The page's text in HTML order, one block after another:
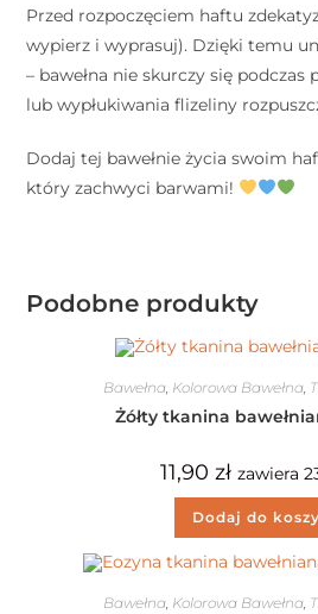
Przed rozpoczęciem haftu
wypierz i wyprasuj). Dzięki temu
– bawełna nie skurczy się
lub wypłukiwania flizeliny
Dodaj tej bawełnie życia swoim
który zachwyci barwami!
Podobne produkty
Bawełna, Kolorowa Bawełna,
Żółty tkanina
11,90 zł zawiera
Dodaj do
Bawełna, Kolorowa Bawełna,